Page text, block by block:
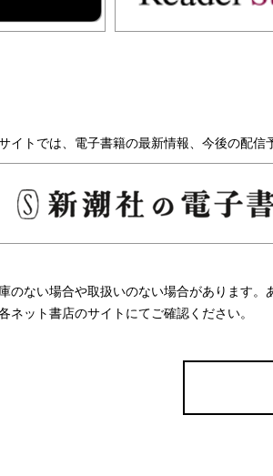
イトでは、電子書籍の最新情報、今後の配信
のない場合や取扱いのない場合があります。
ネット書店のサイトにてご確認ください。